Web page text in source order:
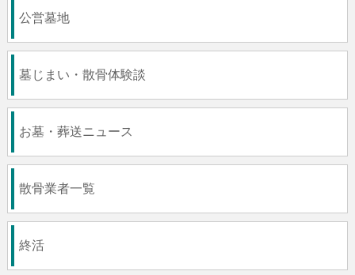
公営墓地
墓じまい・散骨体験談
お墓・葬送ニュース
散骨業者一覧
終活